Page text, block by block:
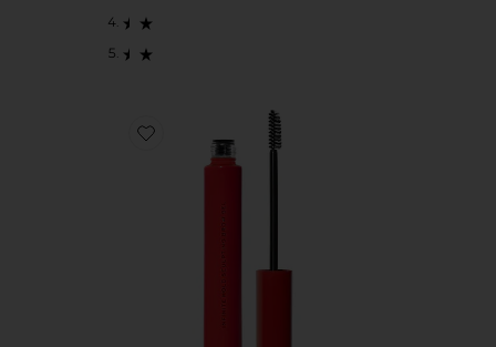
Favorite Infinite Hold Sculpting Brow Gel